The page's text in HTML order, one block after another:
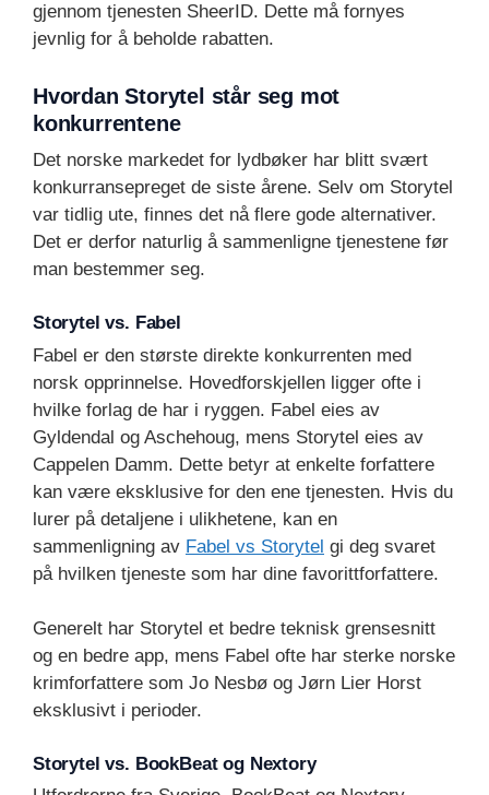
gjennom tjenesten SheerID. Dette må fornyes
jevnlig for å beholde rabatten.
Hvordan Storytel står seg mot
konkurrentene
Det norske markedet for lydbøker har blitt svært
konkurransepreget de siste årene. Selv om Storytel
var tidlig ute, finnes det nå flere gode alternativer.
Det er derfor naturlig å sammenligne tjenestene før
man bestemmer seg.
Storytel vs. Fabel
Fabel er den største direkte konkurrenten med
norsk opprinnelse. Hovedforskjellen ligger ofte i
hvilke forlag de har i ryggen. Fabel eies av
Gyldendal og Aschehoug, mens Storytel eies av
Cappelen Damm. Dette betyr at enkelte forfattere
kan være eksklusive for den ene tjenesten. Hvis du
lurer på detaljene i ulikhetene, kan en
sammenligning av Fabel vs Storytel gi deg svaret
på hvilken tjeneste som har dine favorittforfattere.
Generelt har Storytel et bedre teknisk grensesnitt
og en bedre app, mens Fabel ofte har sterke norske
krimforfattere som Jo Nesbø og Jørn Lier Horst
eksklusivt i perioder.
Storytel vs. BookBeat og Nextory